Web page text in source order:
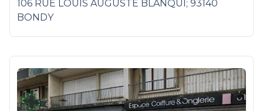
106 RUE LOUIS AUGUSTE BLANQUI; 93140
BONDY